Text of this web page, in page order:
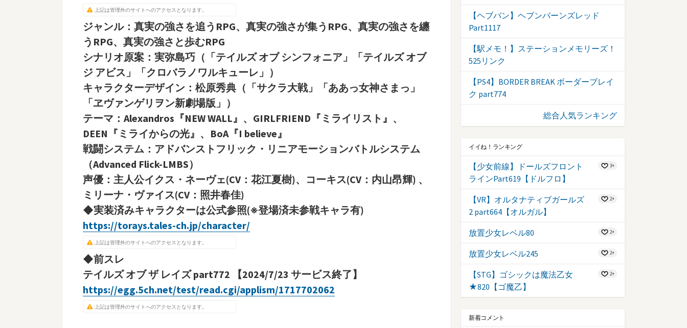
上記は管理外のサイトへのアクセスとなります。
ジャンル：真実の強さを追うRPG、真実の強さが集うRPG、真実の強さを纏
うRPG、真実の強さと歩むRPG
シナリオ原案：実弥島巧（「テイルズ オブ シンフォニア」「テイルズ オブ
ジ アビス」「クロバラノワルキューレ」）
キャラクターデザイン：松原秀典（「サクラ大戦」「ああっ女神さまっ」
「ヱヴァンゲリヲン新劇場版」）
テーマ：Alexandros『NEW WALL』、GIRLFRIEND『ミライリスト』、
DEEN『ミライからの光』、BoA『I believe』
戦闘システム：アドバンストフリック・リニアモーションバトルシステム
（Advanced Flick-LMBS）
声優：主人公イクス・ネーヴェ(CV：花江夏樹)、コーキス(CV：内山昂輝) 、
ミリーナ・ヴァイス(CV：照井春佳)
◆実装済みキャラクターは公式参照(※登場済未参戦キャラ有)
https://torays.tales-ch.jp/character/
上記は管理外のサイトへのアクセスとなります。
◆前スレ
テイルズ オブ ザ レイズ part772 【2024/7/23 サービス終了】
https://egg.5ch.net/test/read.cgi/applism/1717702062
上記は管理外のサイトへのアクセスとなります。
【ヘブバン】ヘブンバーンズレッド
Part1117
【駅メモ！】ステーションメモリーズ！
525リンク
【PS4】BORDER BREAK ボーダーブレイ
ク part774
総合人気ランキング
イイね！ランキング
【少女前線】ドールズフロント
ラインPart619【ドルフロ】
3+
【VR】オルタナティブガールズ
2 part664【オルガル】
2+
放置少女レベル80 2+
放置少女レベル245 2+
【STG】ゴシックは魔法乙女
★820【ゴ魔乙】
2+
新着コメント